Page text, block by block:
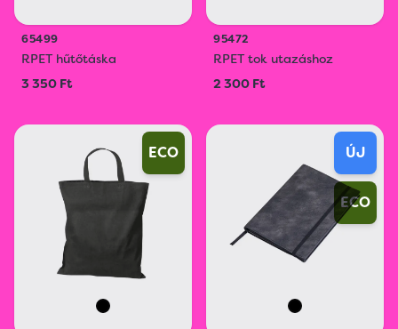
65499
RPET hűtőtáska
3 350 Ft
95472
RPET tok utazáshoz
2 300 Ft
ECO ÚJ
ECO